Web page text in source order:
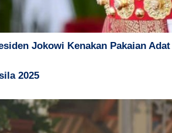
Jokowi Kenakan Pakaian
2025